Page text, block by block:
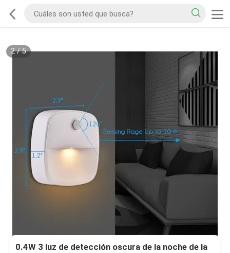
2/5
0.4W 3 luz de detección oscura de la noche de la